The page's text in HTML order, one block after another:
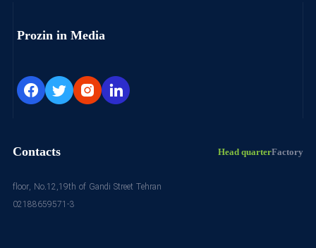
Prozin in Media
Contacts Head quarterFactory
floor, No.12,19th of Gandi Street Tehran
02188659571-3